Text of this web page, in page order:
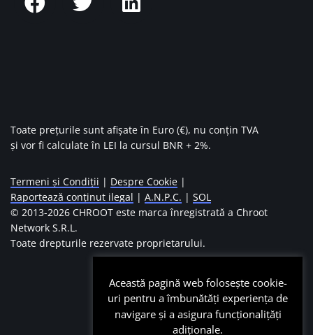
Toate prețurile sunt afișate în Euro (€), nu conțin TVA
și vor fi calculate în LEI la cursul BNR + 2%.
Termeni și Condiții | Despre Cookie |
Raportează conținut ilegal | A.N.P.C. | SOL
© 2013-2026 CHROOT este marca înregistrată a Chroot
Network S.R.L.
Toate drepturile rezervate proprietarului.
Această pagină web folosește cookie-
uri pentru a îmbunătăți experiența de
navigare și a asigura funcționalițăți
adiționale.